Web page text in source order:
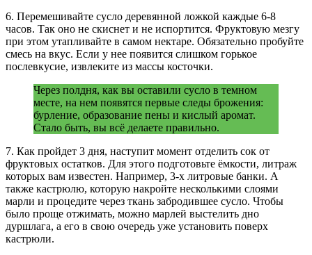
6. Перемешивайте сусло деревянной ложкой каждые 6-8
часов. Так оно не скиснет и не испортится. Фруктовую мезгу
при этом утапливайте в самом нектаре. Обязательно пробуйте
смесь на вкус. Если у нее появится слишком горькое
послевкусие, извлеките из массы косточки.
Через полдня, как вы оставили сусло в темном
месте, на нем появятся первые следы брожения:
бурление, образование пены и кислый аромат.
Стало быть, вы всё делаете правильно.
7. Как пройдет 3 дня, наступит момент отделить сок от
фруктовых остатков. Для этого подготовьте ёмкости, литраж
которых вам известен. Например, 3-х литровые банки. А
также кастрюлю, которую накройте несколькими слоями
марли и процедите через ткань забродившее сусло. Чтобы
было проще отжимать, можно марлей выстелить дно
дуршлага, а его в свою очередь уже установить поверх
кастрюли.